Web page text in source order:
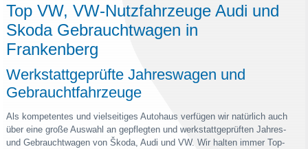
Top VW, VW-Nutzfahrzeuge Audi und
Skoda Gebraucht­wagen in
Frankenberg
Werkstattgeprüfte Jahreswagen und
Gebrauchtfahrzeuge
Als kompetentes und vielseitiges Autohaus verfügen wir natürlich auch
über eine große Auswahl an gepflegten und werkstattgeprüften Jahres-
und Gebrauchtwagen von Škoda, Audi und VW. Wir halten immer Top-